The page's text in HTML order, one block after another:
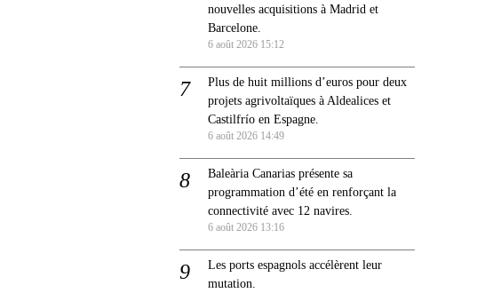
nouvelles acquisitions à Madrid et
Barcelone.
6 août 2026 15:12
Plus de huit millions d’euros pour deux
projets agrivoltaïques à Aldealices et
Castilfrío en Espagne.
6 août 2026 14:49
Baleària Canarias présente sa
programmation d’été en renforçant la
connectivité avec 12 navires.
6 août 2026 13:16
Les ports espagnols accélèrent leur
mutation.